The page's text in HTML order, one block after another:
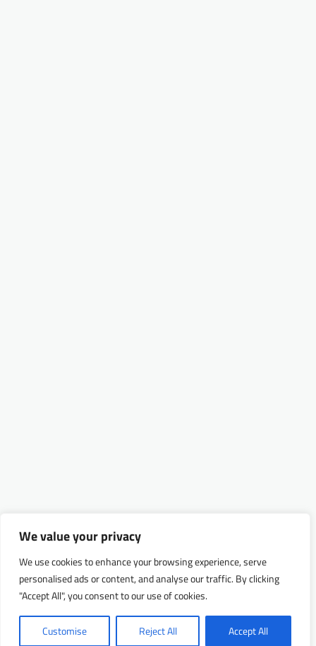
We value your privacy
We use cookies to enhance your browsing experience, serve
personalised ads or content, and analyse our traffic. By clicking
"Accept All", you consent to our use of cookies.
Customise Reject All Accept All